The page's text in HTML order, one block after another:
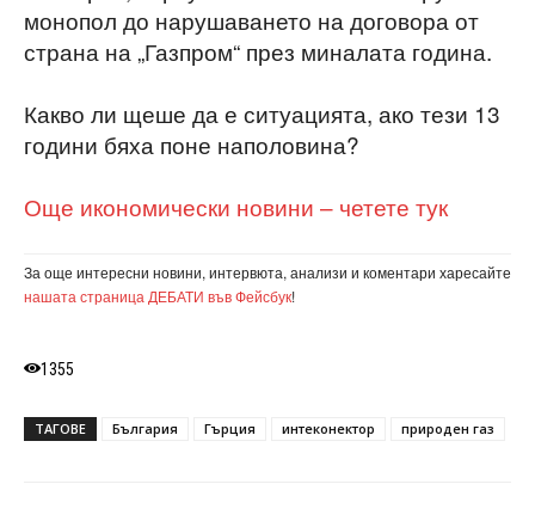
монопол до нарушаването на договора от
страна на „Газпром“ през миналата година.
Какво ли щеше да е ситуацията, ако тези 13
години бяха поне наполовина?
Още икономически новини – четете тук
За още интересни новини, интервюта, анализи и коментари харесайте
нашата страница ДЕБАТИ във Фейсбук!
1355
ТАГОВЕ България Гърция интеконектор природен газ